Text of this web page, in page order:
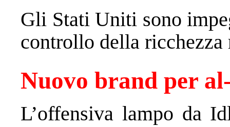
Gli Stati Uniti sono
controllo della
Nuovo brand per
L’offensiva lampo da